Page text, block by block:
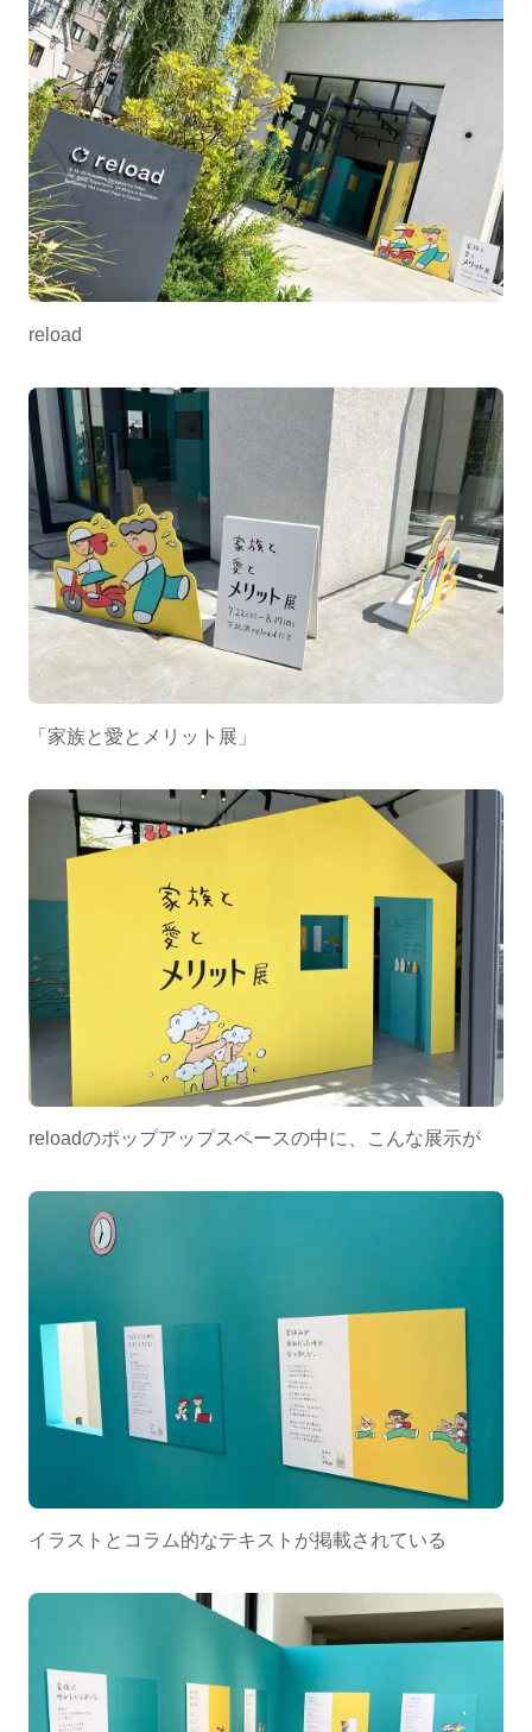
reload
「家族と愛とメリット展」
reloadのポップアップスペースの中に、こんな展示が
イラストとコラム的なテキストが掲載されている